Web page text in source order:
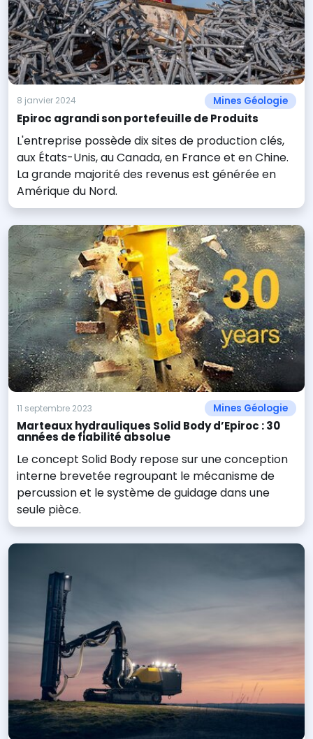
8 janvier 2024 Mines Géologie
Epiroc agrandi son portefeuille de Produits
L'entreprise possède dix sites de production clés,
aux États-Unis, au Canada, en France et en Chine.
La grande majorité des revenus est générée en
Amérique du Nord.
11 septembre 2023 Mines Géologie
Marteaux hydrauliques Solid Body d’Epiroc : 30
années de fiabilité absolue
Le concept Solid Body repose sur une conception
interne brevetée regroupant le mécanisme de
percussion et le système de guidage dans une
seule pièce.